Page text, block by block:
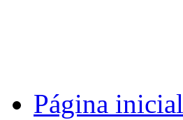
Página inicial